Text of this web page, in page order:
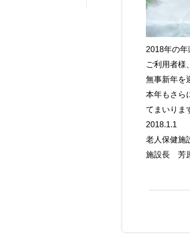
2018年の年
ご利用者様
無事新年を
本年もさら
てまいりま
2018.1.1
老人保健施
施設長 芳